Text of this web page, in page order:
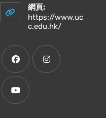
your
application
網頁:
https://www.uc
c.edu.hk/Opens
Opens
in